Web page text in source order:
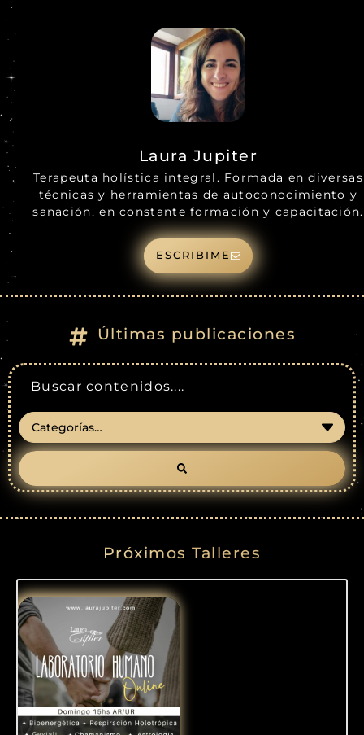
Laura Jupiter
Terapeuta holística integral. Formada en diversas
técnicas y herramientas de autoconocimiento y
sanación, en constante formación y capacitación.
ESCRIBIME
Últimas publicaciones
Próximos Talleres